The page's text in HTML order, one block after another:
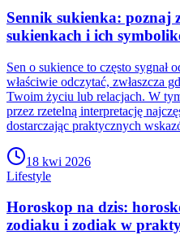
Sennik sukienka: poznaj
sukienkach i ich
Sen o sukience to często sygnał
właściwie odczytać, zwłaszcza
Twoim życiu lub relacjach. W
przez rzetelną interpretację
dostarczając praktycznych
18 kwi 2026
Lifestyle
Horoskop na dzis:
zodiaku i zodiak w